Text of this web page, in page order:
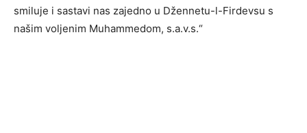
smiluje i sastavi nas zajedno u Džennetu-l-Firdevsu s
našim voljenim Muhammedom, s.a.v.s.“